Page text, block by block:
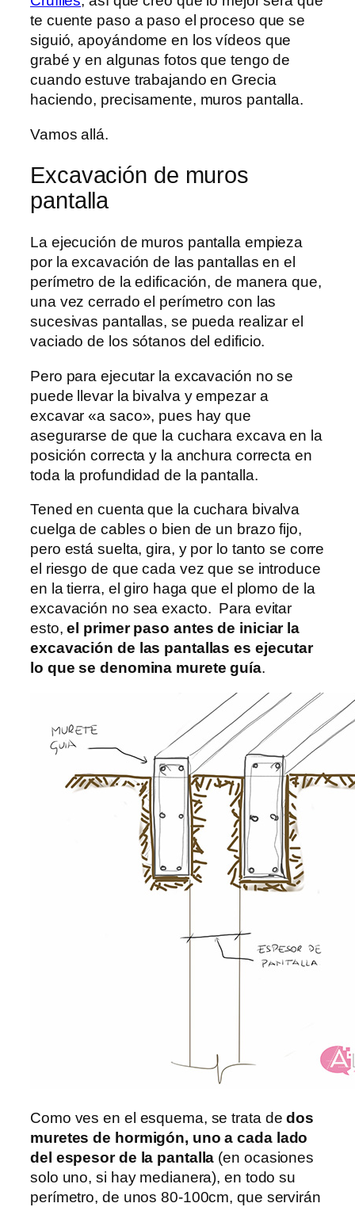
te cuente paso a paso el proceso que se
siguió, apoyándome en los vídeos que
grabé y en algunas fotos que tengo de
cuando estuve trabajando en Grecia
haciendo, precisamente, muros pantalla.
Vamos allá.
Excavación de muros
pantalla
La ejecución de muros pantalla empieza
por la excavación de las pantallas en el
perímetro de la edificación, de manera que,
una vez cerrado el perímetro con las
sucesivas pantallas, se pueda realizar el
vaciado de los sótanos del edificio.
Pero para ejecutar la excavación no se
puede llevar la bivalva y empezar a
excavar «a saco», pues hay que
asegurarse de que la cuchara excava en la
posición correcta y la anchura correcta en
toda la profundidad de la pantalla.
Tened en cuenta que la cuchara bivalva
cuelga de cables o bien de un brazo fijo,
pero está suelta, gira, y por lo tanto se corre
el riesgo de que cada vez que se introduce
en la tierra, el giro haga que el plomo de la
excavación no sea exacto. Para evitar
esto,el primer paso antes de iniciar la
excavación de las pantallas es ejecutar
lo que se denomina murete guía.
Como ves en el esquema, se trata dedos
muretes de hormigón, uno a cada lado
del espesor de la pantalla (en ocasiones
solo uno, si hay medianera), en todo su
perímetro, de unos 80-100cm, que servirán